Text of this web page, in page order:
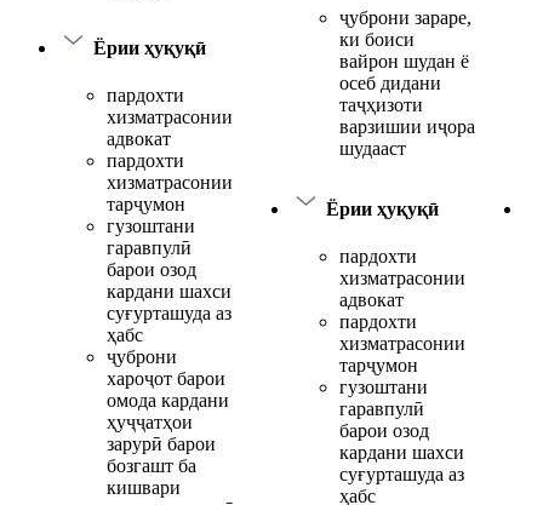
Ёрии ҳуқуқӣ
пардохти
хизматрасонии
адвокат
пардохти
хизматрасонии
тарҷумон
гузоштани
гаравпулӣ
барои озод
кардани шахси
суғурташуда аз
ҳабс
ҷуброни
хароҷот барои
омода кардани
ҳуҷҷатҳои
зарурӣ барои
бозгашт ба
кишвари
ҷуброни зараре,
ки боиси
вайрон шудан ё
осеб дидани
таҷҳизоти
варзишии иҷора
шудааст
Ёрии ҳуқуқӣ
пардохти
хизматрасонии
адвокат
пардохти
хизматрасонии
тарҷумон
гузоштани
гаравпулӣ
барои озод
кардани шахси
суғурташуда аз
ҳабс